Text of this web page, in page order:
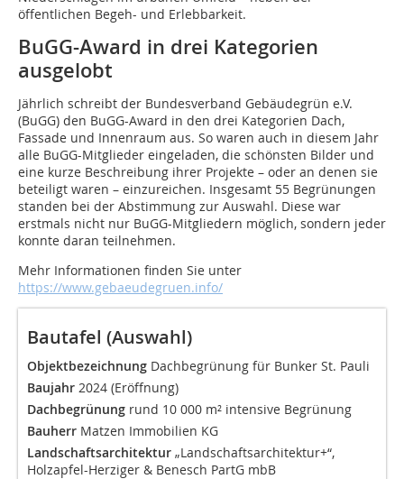
öffentlichen Begeh- und Erlebbarkeit.
BuGG-Award in drei Kategorien
ausgelobt
Jährlich schreibt der Bundesverband Gebäudegrün e.V.
(BuGG) den BuGG-Award in den drei Kategorien Dach,
Fassade und Innenraum aus. So waren auch in diesem Jahr
alle BuGG-Mitglieder eingeladen, die schönsten Bilder und
eine kurze Beschreibung ihrer Projekte – oder an denen sie
beteiligt waren – einzureichen. Insgesamt 55 Begrünungen
standen bei der Abstimmung zur Auswahl. Diese war
erstmals nicht nur BuGG-Mitgliedern möglich, sondern jeder
konnte daran teilnehmen.
Mehr Informationen finden Sie unter
https://www.gebaeudegruen.info/
Bautafel (Auswahl)
Objektbezeichnung Dachbegrünung für Bunker St. Pauli
Baujahr 2024 (Eröffnung)
Dachbegrünung rund 10 000 m² intensive Begrünung
Bauherr Matzen Immobilien KG
Landschaftsarchitektur „Landschaftsarchitektur+“,
Holzapfel-Herziger & Benesch PartG mbB